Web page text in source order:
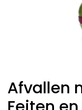
Afvallen